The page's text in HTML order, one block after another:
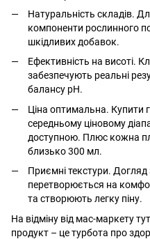
Натуральність складів.
компоненти рослинного
шкідливих добавок.
Ефективність на висоті.
забезпечують реальні
балансу pH.
Ціна оптимальна. Купити
середньому ціновому
доступною. Плюс кожна
близько 300 мл.
Приємні текстури. Догляд
перетворюється на
та створюють легку піну.
На відміну від мас-маркету
продукт – це турбота про